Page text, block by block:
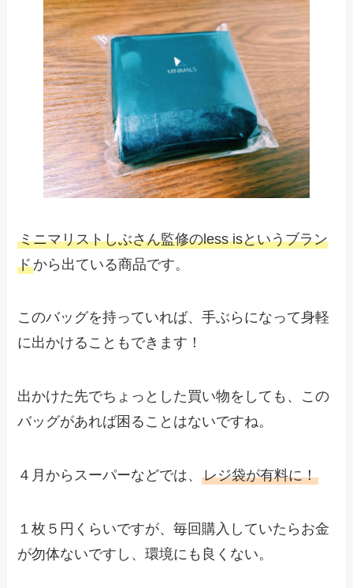
ミニマリストしぶさん監修のless isというブラン
ドから出ている商品です。
このバッグを持っていれば、手ぶらになって身軽
に出かけることもできます！
出かけた先でちょっとした買い物をしても、この
バッグがあれば困ることはないですね。
４月からスーパーなどでは、レジ袋が有料に！
１枚５円くらいですが、毎回購入していたらお金
が勿体ないですし、環境にも良くない。